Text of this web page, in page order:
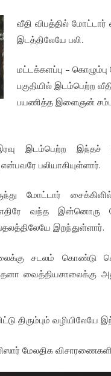
வீதி விபத்தில் மோட்டார்
இடத்திலேயே பலி.
மட்டக்களப்பு – கொழும்பு
பகுதியில் இடம்பெற்ற வீதி
பயணித்த இளைஞன்
இடம்பெற்ற இந்தச்
என்பவரே பலியாகியுள்ளார்.
மோட்டார்
வந்த இன்னொரு
இறந்துள்ளார்.
சடலம் கொண்டு
வைத்தியசாலைக்கு
திரும்பும் வழியிலேயே
மேலதிக